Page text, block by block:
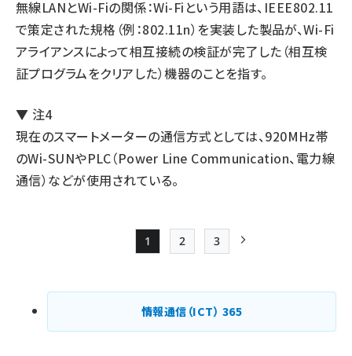
無線LANとWi-Fiの関係：Wi-Fiという用語は、IEEE802.11
で策定された規格（例：802.11n）を実装した製品が、Wi-Fi
アライアンスによって相互接続の検証が完了した（相互検
証プログラムをクリアした）機器のことを指す。
▼ 注4
現在のスマートメーターの通信方式としては、920MHz帯
のWi-SUNやPLC（Power Line Communication、電力線
通信）などが使用されている。
ジ
送
Page
1
Page
2
Page
3
情報通信（ICT） 365